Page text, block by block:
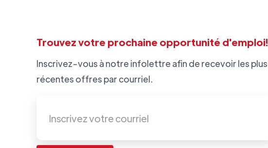
Trouvez votre prochaine opportunité d'emploi!
Inscrivez-vous à notre infolettre afin de recevoir les plus
récentes offres par courriel.